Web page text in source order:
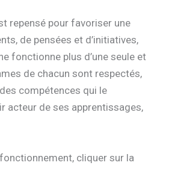
repensé pour favoriser une
de pensées et d’initiatives,
fonctionne plus d’une seule et
de chacun sont respectés,
compétences qui le
acteur de ses apprentissages,
cliquer sur la